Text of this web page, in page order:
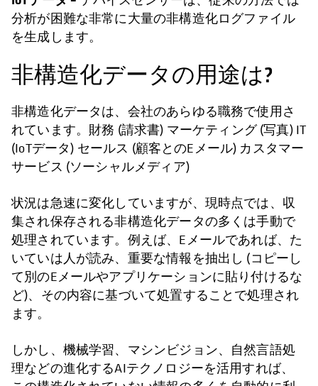
分析が困難な非常に大量の非構造化ログファイル
を生成します。
非構造化データの用途は?
非構造化データは、会社のあらゆる職務で使用さ
れています。財務 (請求書) マーケティング (写真) IT
(IoTデータ) セールス (顧客とのEメール) カスタマー
サービス (ソーシャルメディア)
状況は急速に変化していますが、現時点では、収
集され保存される非構造化データの多くは手動で
処理されています。例えば、Eメールであれば、た
いていは人が読み、重要な情報を抽出し (コピーし
て別のEメールやアプリケーションに貼り付けるな
ど)、その内容に基づいて処置することで処理され
ます。
しかし、機械学習、マシンビジョン、自然言語処
理などの進化するAIテクノロジーを活用すれば、